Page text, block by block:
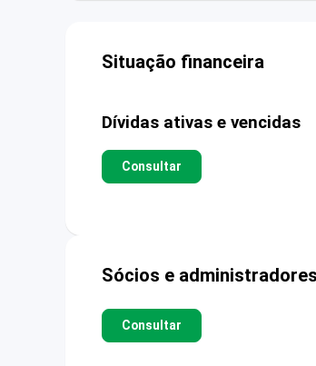
Situação financeira
Dívidas ativas e vencidas
Consultar
Sócios e
Consultar